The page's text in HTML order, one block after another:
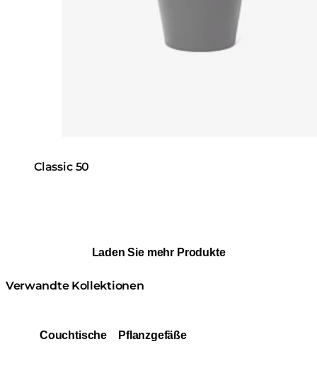
Classic 50
Laden Sie mehr Produkte
Verwandte Kollektionen
Couchtische Pflanzgefäße